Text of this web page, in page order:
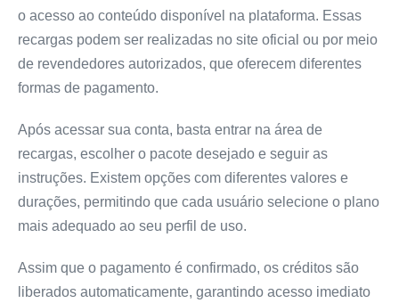
o acesso ao conteúdo disponível na plataforma. Essas
recargas podem ser realizadas no site oficial ou por meio
de revendedores autorizados, que oferecem diferentes
formas de pagamento.
Após acessar sua conta, basta entrar na área de
recargas, escolher o pacote desejado e seguir as
instruções. Existem opções com diferentes valores e
durações, permitindo que cada usuário selecione o plano
mais adequado ao seu perfil de uso.
Assim que o pagamento é confirmado, os créditos são
liberados automaticamente, garantindo acesso imediato